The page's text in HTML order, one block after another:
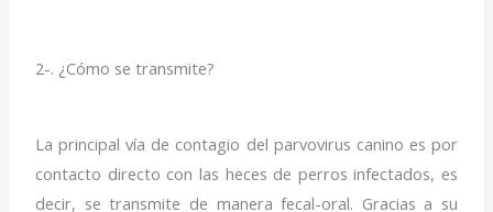
2-. ¿Cómo se transmite?
La principal vía de contagio del parvovirus canino es por
contacto directo con las heces de perros infectados, es
decir, se transmite de manera fecal-oral. Gracias a su